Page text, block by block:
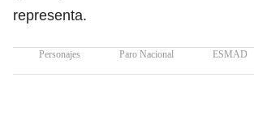
representa.
Personajes Paro Nacional ESMAD